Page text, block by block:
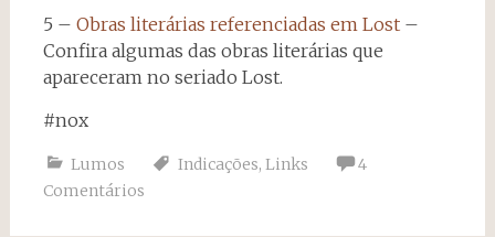
5 – Obras literárias referenciadas em Lost–
Confira algumas das obras literárias que
apareceram no seriado Lost.
#nox
Lumos Indicações, Links
4
Comentários